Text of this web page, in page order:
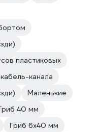
пластиковых
канала
Маленькие
40 мм
Гриб 6х40 мм